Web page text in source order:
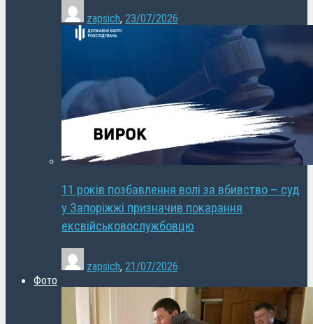
zapsich, 23/07/2026
11 років позбавлення волі за вбивство – суд
у Запоріжжі призначив покарання
ексвійськовослужбовцю
zapsich, 21/07/2026
Фото